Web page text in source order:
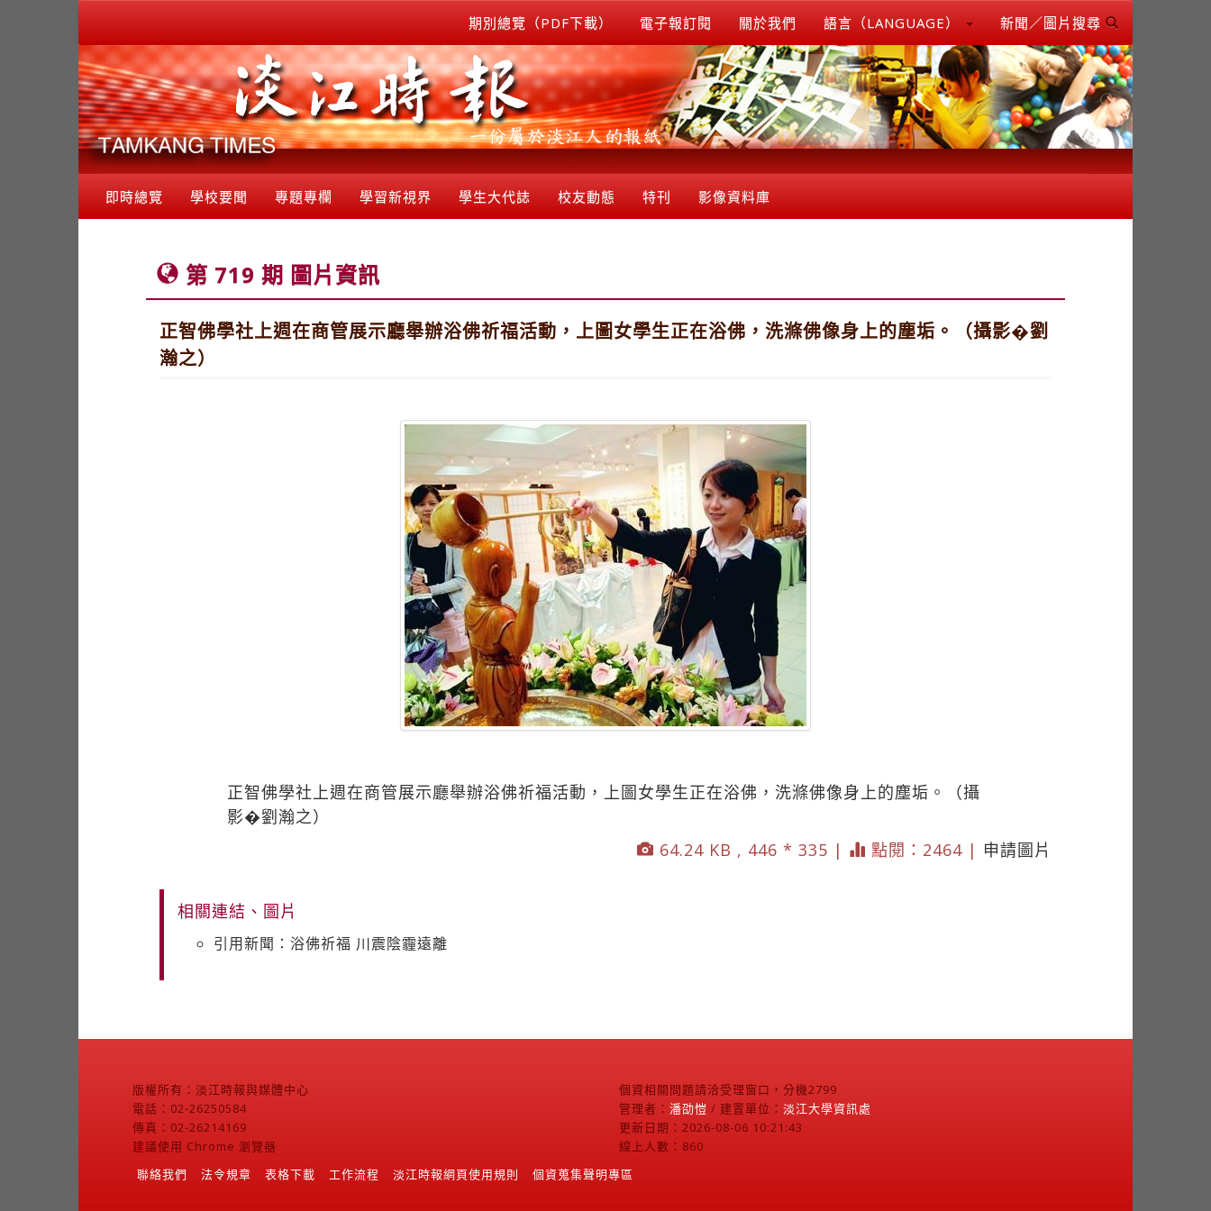
期別總覽（PDF下載） 電子報訂閱 關於我們 語言（LANGUAGE） 新聞／圖片搜尋
即時總覽 學校要聞 專題專欄 學習新視界 學生大代誌 校友動態 特刊 影像資料庫
第 719 期 圖片資訊
正智佛學社上週在商管展示廳舉辦浴佛祈福活動，上圖女學生正在浴佛，洗滌佛像身上的塵垢。（攝影�劉
瀚之）
正智佛學社上週在商管展示廳舉辦浴佛祈福活動，上圖女學生正在浴佛，洗滌佛像身上的塵垢。（攝
影�劉瀚之）
64.24 KB , 446 * 335 |
點閱：2464 | 申請圖片
相關連結、圖片
引用新聞：浴佛祈福 川震陰霾遠離
版權所有：淡江時報與媒體中心
電話：02-26250584
傳真：02-26214169
建議使用 Chrome 瀏覽器
個資相關問題請洽受理窗口，分機2799
管理者： 潘劭愷 / 建置單位： 淡江大學資訊處
更新日期：2026-08-06 10:21:43
線上人數：860
聯絡我們
法令規章 表格下載 工作流程 淡江時報網頁使用規則 個資蒐集聲明專區